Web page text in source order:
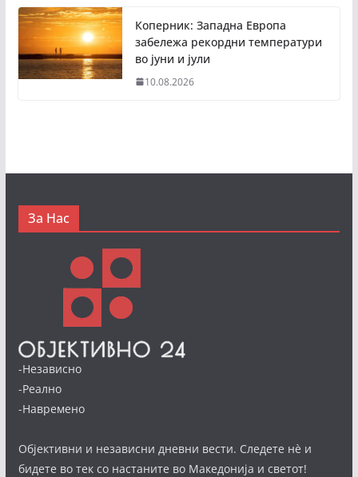
Коперник: Западна Европа
забележа рекордни температури
во јуни и јули
10.08.2026
За Нас
-Независно
-Реално
-Навремено
Објективни и независни дневни вести. Следете нè и
бидете во тек со настаните во Македонија и светот!